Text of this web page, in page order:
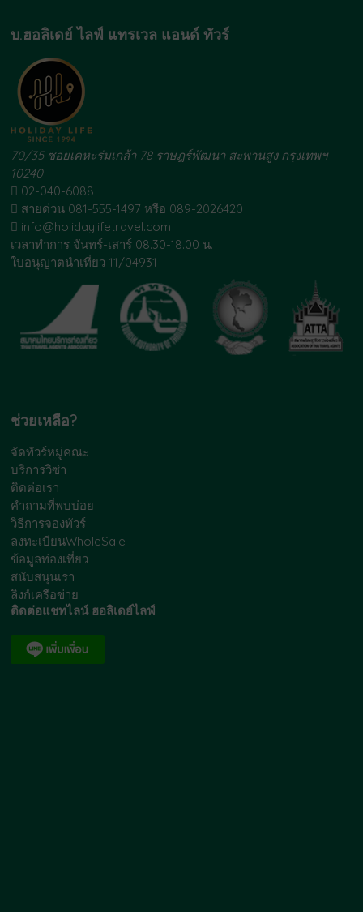
บ.ฮอลิเดย์ ไลฟ์ แทรเวล แอนด์ ทัวร์
70/35 ซอยเคหะร่มเกล้า 78 ราษฎร์พัฒนา สะพานสูง กรุงเทพฯ
10240
02-040-6088
สายด่วน 081-555-1497 หรือ 089-2026420
info@holidaylifetravel.com
เวลาทำการ จันทร์-เสาร์ 08.30-18.00 น.
ใบอนุญาตนำเที่ยว 11/04931
ช่วยเหลือ?
จัดทัวร์หมู่คณะ
บริการวิซ่า
ติดต่อเรา
คำถามที่พบบ่อย
วิธีการจองทัวร์
ลงทะเบียนWholeSale
ข้อมูลท่องเที่ยว
สนับสนุนเรา
ลิงก์เครือข่าย
ติดต่อแชทไลน์ ฮอลิเดย์ไลฟ์